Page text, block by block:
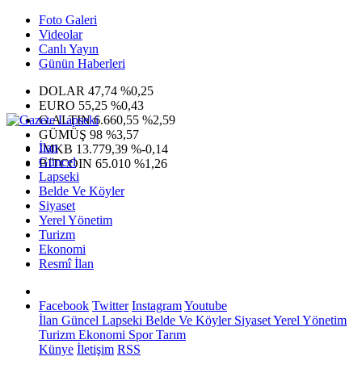
Foto Galeri
Videolar
Canlı Yayın
Günün Haberleri
DOLAR 47,74 %0,25
EURO 55,25 %0,43
G.ALTIN6.660,55 %2,59
GÜMÜŞ 98 %3,57
IMKB 13.779,39 %-0,14
BITCOIN 65.010 %1,26
İlan
Güncel
Lapseki
Belde Ve Köyler
Siyaset
Yerel Yönetim
Turizm
Ekonomi
Resmî İlan
Facebook Twitter InstagramYoutube
İlan Güncel Lapseki Belde Ve KöylerSiyasetYerel Yönetim
Turizm Ekonomi SporTarım
Künye İletişim RSS